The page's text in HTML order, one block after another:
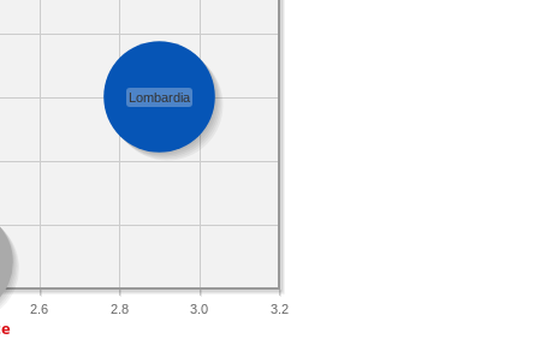
2.6 2.8 3.0 3.2
Lombardia